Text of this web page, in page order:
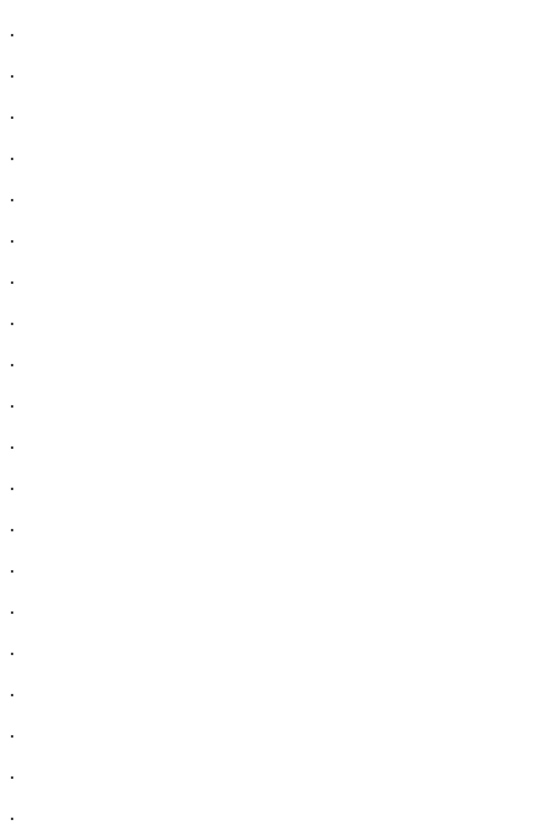
.
.
.
.
.
.
.
.
.
.
.
.
.
.
.
.
.
.
.
.